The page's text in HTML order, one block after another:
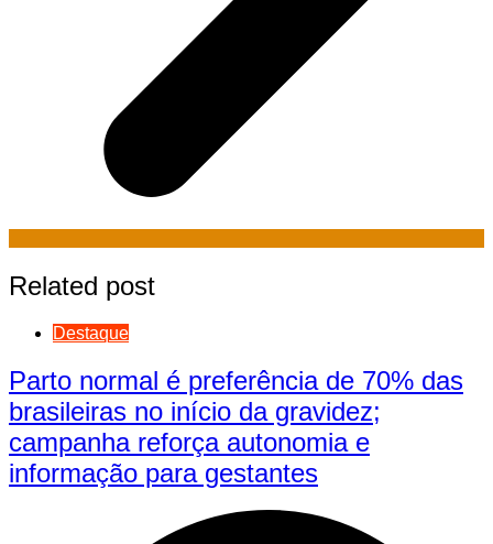
Related post
Destaque
Parto normal é preferência de 70% das
brasileiras no início da gravidez;
campanha reforça autonomia e
informação para gestantes